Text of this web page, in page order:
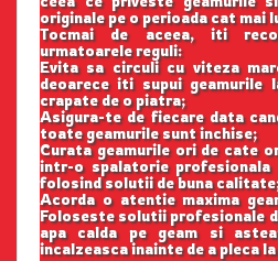
originale pe o perioada cat mai
Tocmai de aceea, iti
urmatoarele reguli:
Evita sa circuli cu viteza
deoarece iti supui
crapate de o piatra;
Asigura-te de fiecare data
toate geamurile sunt inchise;
Curata geamurile ori de cate
intr-o spalatorie
folosind solutii de buna
Acorda o atentie maxima
Foloseste solutii profesionale
apa calda pe geam si
incalzeasca inainte de a pleca